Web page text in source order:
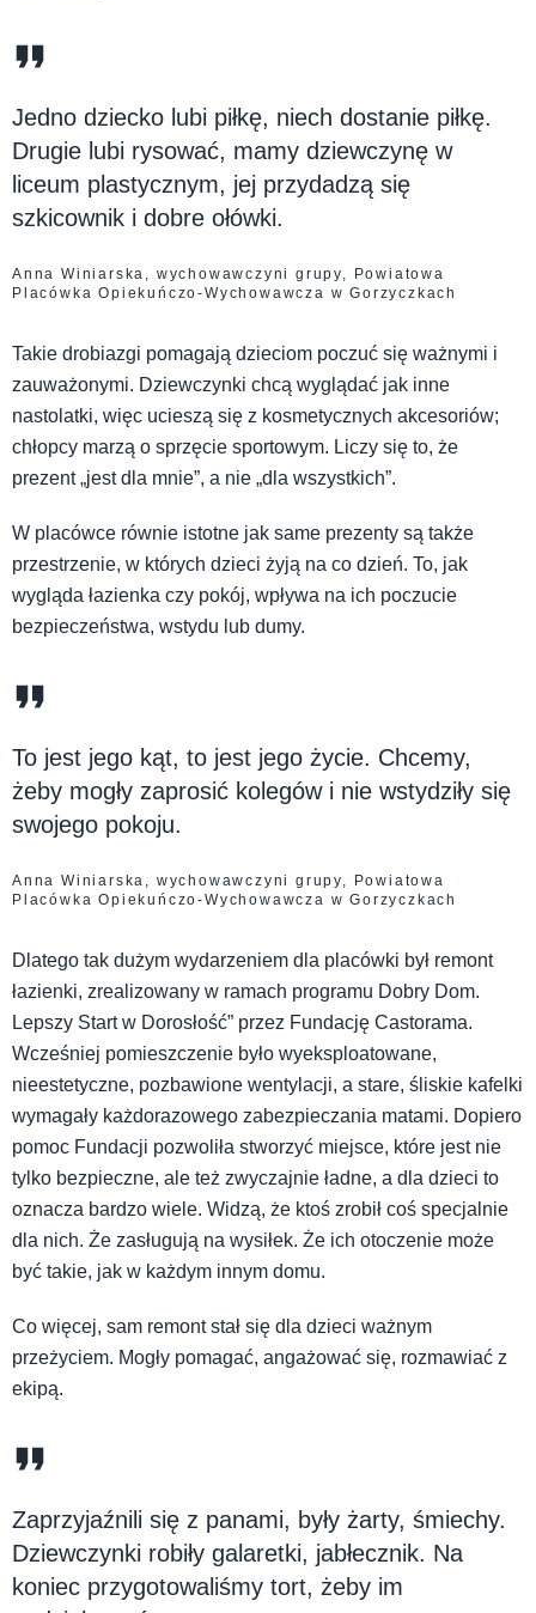
Jedno dziecko lubi piłkę, niech dostanie piłkę.
Drugie lubi rysować, mamy dziewczynę w
liceum plastycznym, jej przydadzą się
szkicownik i dobre ołówki.
Anna Winiarska, wychowawczyni grupy, Powiatowa
Placówka Opiekuńczo-Wychowawcza w Gorzyczkach
Takie drobiazgi pomagają dzieciom poczuć się ważnymi i
zauważonymi. Dziewczynki chcą wyglądać jak inne
nastolatki, więc ucieszą się z kosmetycznych akcesoriów;
chłopcy marzą o sprzęcie sportowym. Liczy się to, że
prezent „jest dla mnie”, a nie „dla wszystkich”.
W placówce równie istotne jak same prezenty są także
przestrzenie, w których dzieci żyją na co dzień. To, jak
wygląda łazienka czy pokój, wpływa na ich poczucie
bezpieczeństwa, wstydu lub dumy.
To jest jego kąt, to jest jego życie. Chcemy,
żeby mogły zaprosić kolegów i nie wstydziły się
swojego pokoju.
Anna Winiarska, wychowawczyni grupy, Powiatowa
Placówka Opiekuńczo-Wychowawcza w Gorzyczkach
Dlatego tak dużym wydarzeniem dla placówki był remont
łazienki, zrealizowany w ramach programu Dobry Dom.
Lepszy Start w Dorosłość” przez Fundację Castorama.
Wcześniej pomieszczenie było wyeksploatowane,
nieestetyczne, pozbawione wentylacji, a stare, śliskie kafelki
wymagały każdorazowego zabezpieczania matami. Dopiero
pomoc Fundacji pozwoliła stworzyć miejsce, które jest nie
tylko bezpieczne, ale też zwyczajnie ładne, a dla dzieci to
oznacza bardzo wiele. Widzą, że ktoś zrobił coś specjalnie
dla nich. Że zasługują na wysiłek. Że ich otoczenie może
być takie, jak w każdym innym domu.
Co więcej, sam remont stał się dla dzieci ważnym
przeżyciem. Mogły pomagać, angażować się, rozmawiać z
ekipą.
Zaprzyjaźnili się z panami, były żarty, śmiechy.
Dziewczynki robiły galaretki, jabłecznik. Na
koniec przygotowaliśmy tort, żeby im